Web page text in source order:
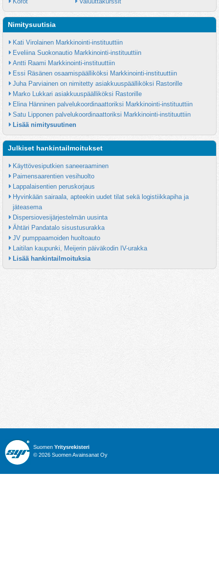
Nimitysuutisia
Kati Virolainen Markkinointi-instituuttiin
Eveliina Suokonautio Markkinointi-instituuttiin
Antti Raami Markkinointi-instituuttiin
Essi Räsänen osaamispäälliköksi Markkinointi-instituuttiin
Juha Parviainen on nimitetty asiakkuuspäälliköksi Rastorille
Marko Lukkari asiakkuuspäälliköksi Rastorille
Elina Hänninen palvelukoordinaattoriksi Markkinointi-instituuttiin
Satu Lipponen palvelukoordinaattoriksi Markkinointi-instituuttiin
Lisää nimitysuutinen
Julkiset hankintailmoitukset
Käyttövesiputkien saneeraaminen
Paimensaarentien vesihuolto
Lappalaisentien peruskorjaus
Hyvinkään sairaala, apteekin uudet tilat sekä logistiikkapiha ja
jäteasema
Dispersiovesijärjestelmän uusinta
Ähtäri Pandatalo sisustusurakka
JV pumppaamoiden huoltoauto
Laitilan kaupunki, Meijerin päiväkodin IV-urakka
Lisää hankintailmoituksia
Suomen Yritysrekisteri
© 2026 Suomen Avainsanat Oy